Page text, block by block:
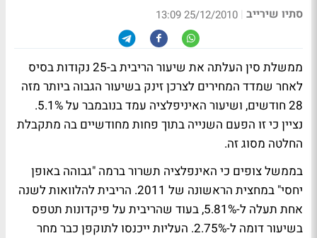
סתיו שירייב |
25/12/2010 13:09
ממשלת סין העלתה את שיעור הריבית ב-25 נקודות בסיס
לאחר שמדד המחירים לצרכן זינק בשיעור הגבוה ביותר מזה
28 חודשים, ושיעור האיניפלציה עמד בנובמבר על 5.1%.
נציין כי זו הפעם השנייה בתוך פחות מחודשיים בה מתקבלת
החלטה מסוג זה.
בממשל צופים כי האינפלציה תשרור ברמה "גבוהה באופן
יחסי" במחצית הראשונה של 2011. הריבית להלוואות לשנה
אחת תעלה ל-5.81%, בעוד שהריבית על פיקדונות תטפס
בשיעור דומה ל-2.75%. העליות ייכנסו לתוקפן כבר מחר